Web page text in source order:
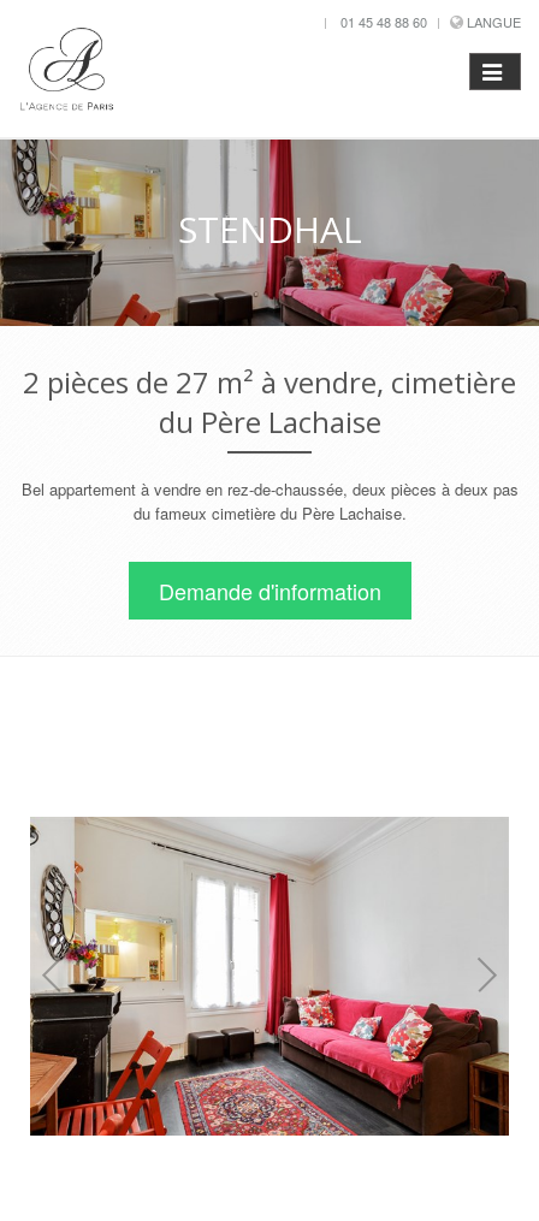
01 45 48 88 60 LANGUE
STENDHAL
2 pièces de 27 m² à vendre, cimetière
du Père Lachaise
Bel appartement à vendre en rez-de-chaussée, deux pièces à deux pas
du fameux cimetière du Père Lachaise.
Demande d'information